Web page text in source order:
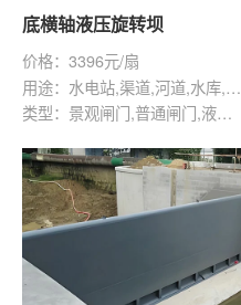
底横轴液压旋转坝
价格：3396元/扇
用途：水电站,渠道,河道,水库,灌溉,给排水工程,景观水利
类型：景观闸门,普通闸门,液压闸门,钢坝闸